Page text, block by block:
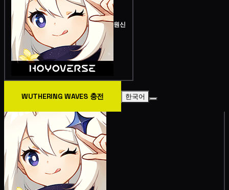
원신
WUTHERING WAVES 충전 한국어